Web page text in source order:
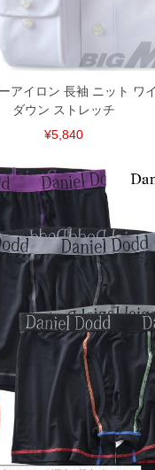
アイロン 長袖 ニット ワ
ダウン ストレッチ
¥5,840